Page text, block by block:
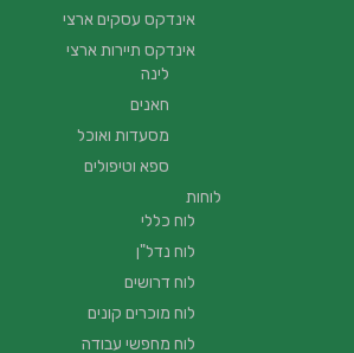
אינדקס עסקים ארצי
אינדקס תיירות ארצי
לינה
חאנים
מסעדות ואוכל
ספא וטיפולים
לוחות
לוח כללי
לוח נדל"ן
לוח דרושים
לוח מוכרים קונים
לוח מחפשי עבודה